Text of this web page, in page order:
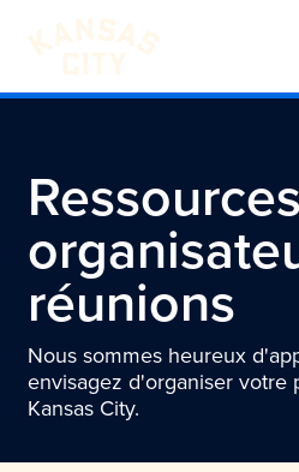
Visiter KC
réunions
Nous sommes heureux
envisagez d'organiser votre
Kansas City.